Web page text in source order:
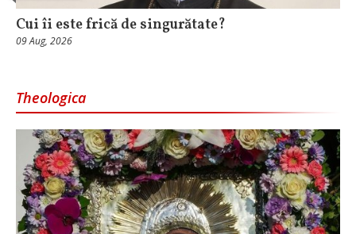
Cui îi este frică de singurătate?
09 Aug, 2026
Theologica